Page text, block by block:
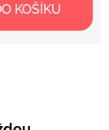
KOŠÍKU